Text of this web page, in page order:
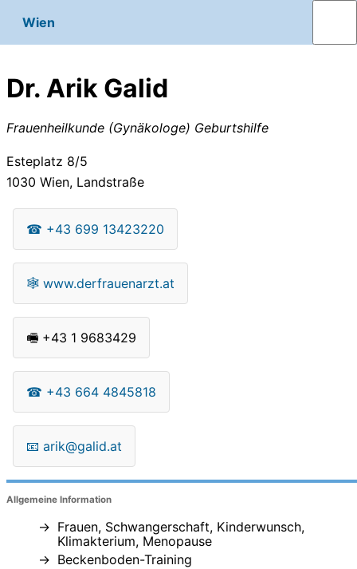
Wien
Dr. Arik Galid
Frauenheilkunde (Gynäkologe) Geburtshilfe
Esteplatz 8/5
1030 Wien, Landstraße
☎ +43 699 13423220
🕸 www.derfrauenarzt.at
🖷 +43 1 9683429
☎ +43 664 4845818
📧 arik@galid.at
Allgemeine Information
Frauen, Schwangerschaft, Kinderwunsch,
Klimakterium, Menopause
Beckenboden-Training